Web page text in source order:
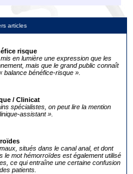
articles
risque
en lumière une expression que les
mais que le grand public connaît
balance bénéfice-risque ».
/ Clinicat
spécialistes, on peut lire la mention
assistant ».
situés dans le canal anal, et dont
le mot hémorroïdes est également utilisé
ce qui entraîne une certaine confusion
patients.